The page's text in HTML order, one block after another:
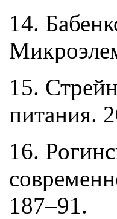
14.
15.
питания.
16.
187–91.